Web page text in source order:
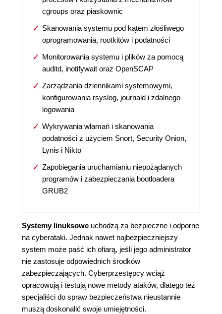
cgroups oraz piaskownic
Skanowania systemu pod kątem złośliwego
oprogramowania, rootkitów i podatności
Monitorowania systemu i plików za pomocą
auditd, inotifywait oraz OpenSCAP
Zarządzania dziennikami systemowymi,
konfigurowania rsyslog, journald i zdalnego
logowania
Wykrywania włamań i skanowania
podatności z użyciem Snort, Security Onion,
Lynis i Nikto
Zapobiegania uruchamianiu niepożądanych
programów i zabezpieczania bootloadera
GRUB2
Systemy linuksowe uchodzą za bezpieczne i odporne
na cyberataki. Jednak nawet najbezpieczniejszy
system może paść ich ofiarą, jeśli jego administrator
nie zastosuje odpowiednich środków
zabezpieczających. Cyberprzestępcy wciąż
opracowują i testują nowe metody ataków, dlatego też
specjaliści do spraw bezpieczeństwa nieustannie
muszą doskonalić swoje umiejętności.